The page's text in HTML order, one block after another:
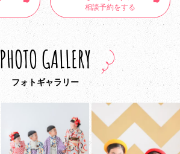
相談予約をする
PHOTO GALLERY
フォトギャラリー